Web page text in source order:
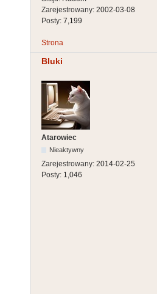
Zarejestrowany: 2002-03-08
Posty: 7,199
Strona
Bluki
Atarowiec
Nieaktywny
Zarejestrowany: 2014-02-25
Posty: 1,046